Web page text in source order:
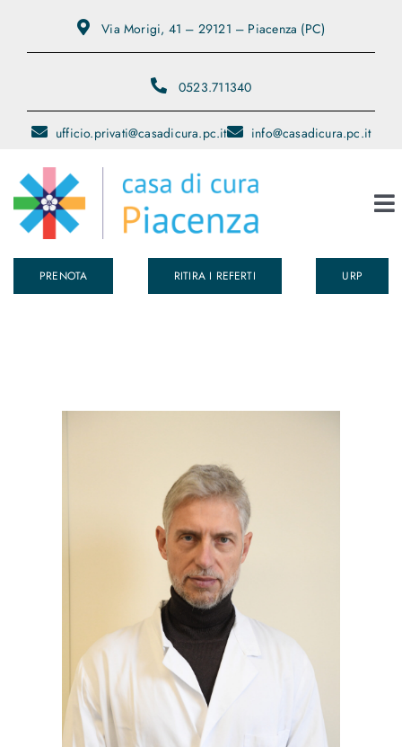
Via Morigi, 41 – 29121 – Piacenza (PC)
0523.711340
ufficio.privati@casadicura.pc.it info@casadicura.pc.it
Chi Siamo
PRENOTA RITIRA I REFERTI URP